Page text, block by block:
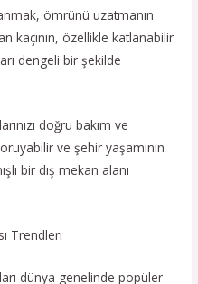
ömrünü uzatmanın
kaçının, özellikle katlanabilir
dengeli bir şekilde
doğru bakım ve
ve şehir yaşamının
bir dış mekan alanı
Trendleri
dünya genelinde popüler